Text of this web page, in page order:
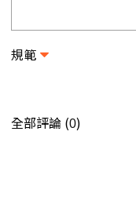
規範
全部評論 (0)